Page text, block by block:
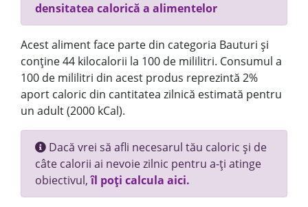
densitatea calorică a alimentelor
Acest aliment face parte din categoria Bauturi și
conține 44 kilocalorii la 100 de mililitri. Consumul a
100 de mililitri din acest produs reprezintă 2%
aport caloric din cantitatea zilnică estimată pentru
un adult (2000 kCal).
Dacă vrei să afli necesarul tău caloric și de
câte calorii ai nevoie zilnic pentru a-ți atinge
obiectivul,îl poți calcula aici.